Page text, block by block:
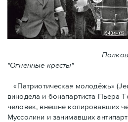
"Огненные кресты"
«Патриотическая молодёжь»
винодела и бонапартиста Пьера
человек, внешне копировавших
Муссолини и занимавших